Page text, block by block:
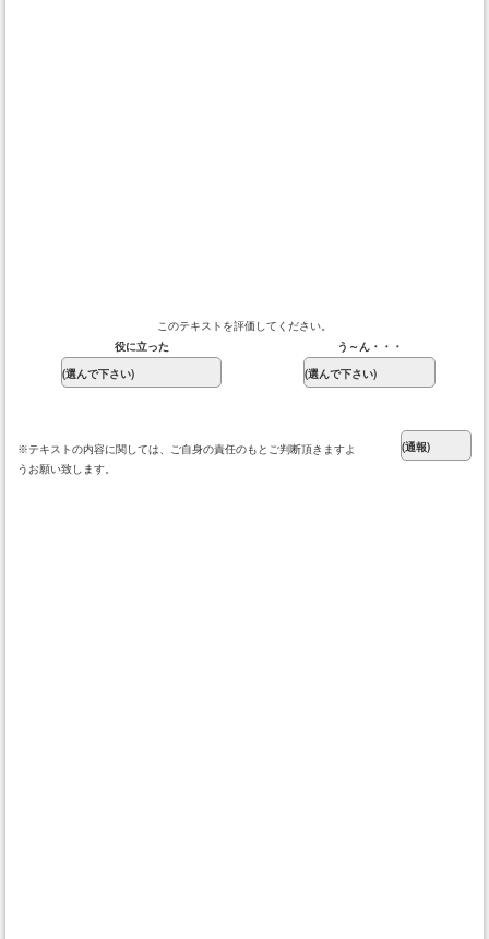
このテキストを評価してください。
役に立った
う～ん・・・
※テキストの内容に関しては、ご自身の責任のもとご判断頂きますよ
うお願い致します。